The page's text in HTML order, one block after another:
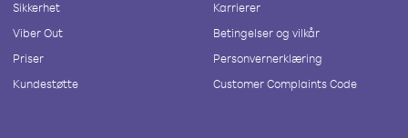
Sikkerhet
Viber Out
Priser
Kundestøtte
Karrierer
Betingelser og vilkår
Personvernerklæring
Customer Complaints Code